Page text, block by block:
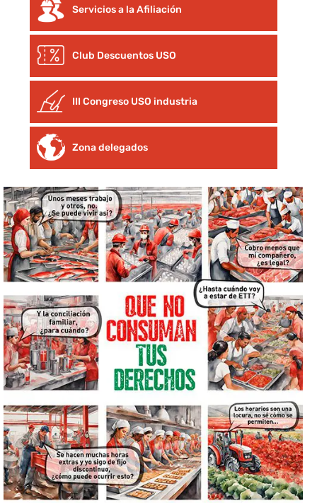
Servicios a la Afiliación
Club Descuentos USO
III Congreso USO industria
Zona delegados